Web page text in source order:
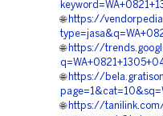
🌐 https://
🌐 https://
🌐 https://
🌐 https://